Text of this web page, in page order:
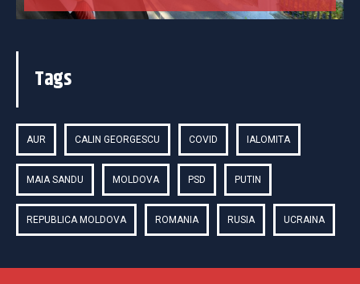
Tags
AUR CALIN GEORGESCU COVID IALOMITA
MAIA SANDU MOLDOVA PSD PUTIN
REPUBLICA MOLDOVA ROMANIA RUSIA UCRAINA